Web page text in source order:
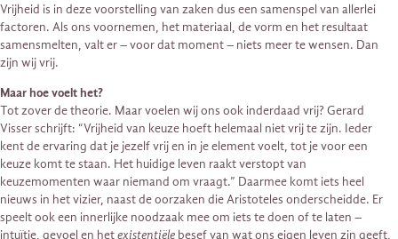
Vrijheid is in deze voorstelling van zaken dus een samenspel van allerlei
factoren. Als ons voornemen, het materiaal, de vorm en het resultaat
samensmelten, valt er – voor dat moment – niets meer te wensen. Dan
zijn wij vrij.
Maar hoe voelt het?
Tot zover de theorie. Maar voelen wij ons ook inderdaad vrij? Gerard
Visser schrijft: “Vrijheid van keuze hoeft helemaal niet vrij te zijn. Ieder
kent de ervaring dat je jezelf vrij en in je element voelt, tot je voor een
keuze komt te staan. Het huidige leven raakt verstopt van
keuzemomenten waar niemand om vraagt.” Daarmee komt iets heel
nieuws in het vizier, naast de oorzaken die Aristoteles onderscheidde. Er
speelt ook een innerlijke noodzaak mee om iets te doen of te laten –
intuïtie, gevoel en hetexistentiële besef van wat ons eigen leven zin geeft,